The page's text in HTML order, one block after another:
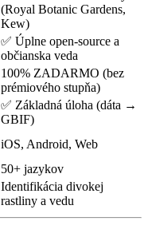
(Royal Botanic Gardens,
Kew)
✅ Úplne open-source a
občianska veda
100% ZADARMO (bez
prémiového stupňa)
✅ Základná úloha (dáta →
GBIF)
iOS, Android, Web
50+ jazykov
Identifikácia divokej
rastliny a vedu